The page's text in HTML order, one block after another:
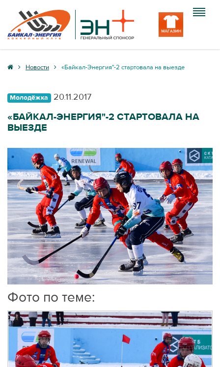
Клуб
Медиа
Вход
Новости «Байкал-Энергия"-2 стартовала на выезде
Молодёжка 20.11.2017
«БАЙКАЛ-ЭНЕРГИЯ"-2 СТАРТОВАЛА НА
ВЫЕЗДЕ
Фото по теме: